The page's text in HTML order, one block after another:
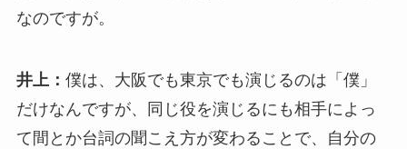
なのですが。
井上： 僕は、大阪でも東京でも演じるのは「僕」
だけなんですが、同じ役を演じるにも相手によっ
て間とか台詞の聞こえ方が変わることで、自分の